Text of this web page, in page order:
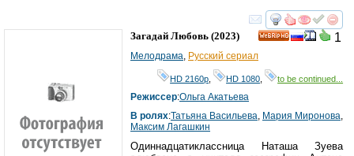
смотреть
1
Загадай Любовь (2023)
Мелодрама Русский сериал
HD 2160р HD 1080 to be continued...
Режиссер:Ольга Акатьева
В ролях:Татьяна Васильева Мария Миронова
Максим Лагашкин
Одиннадцатиклассница Наташа Зуева